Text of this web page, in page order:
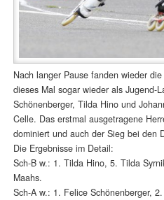
Nach langer Pause fanden wieder
dieses Mal sogar wieder als Jugend-
Schönenberger, Tilda Hino und
Celle. Das erstmal ausgetragene
dominiert und auch der Sieg bei den
Die Ergebnisse im Detail:
Sch-B w.: 1. Tilda Hino, 5. Tilda
Maahs.
Sch-A w.: 1. Felice Schönenberger,